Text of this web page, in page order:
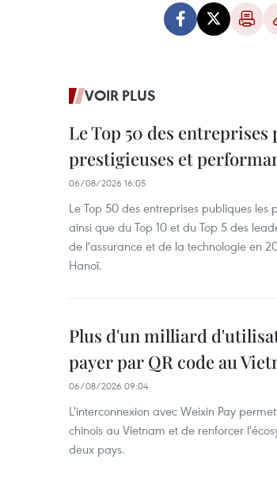
VOIR PLUS
Le Top 50 des
prestigieuses et
06/08/2026 16:05
Le Top 50 des entreprises publiques les
ainsi que du Top 10 et du Top 5 des
de l'assurance et de la technologie en
Hanoï.
Plus d'un milliard
payer par QR code au
06/08/2026 09:04
L'interconnexion avec Weixin Pay
chinois au Vietnam et de renforcer
deux pays.